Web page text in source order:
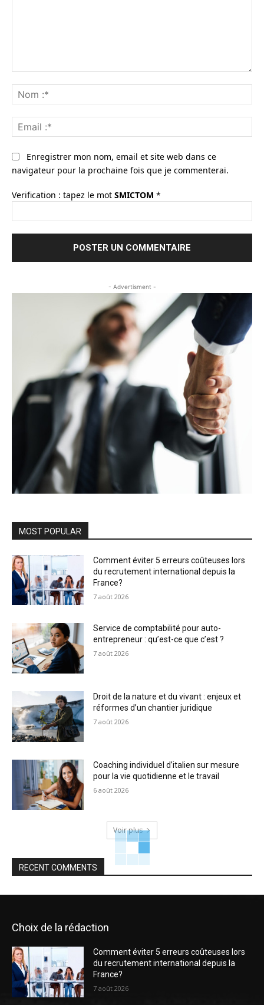
:*
:*
Enregistrer mon nom, email et site web dans ce
navigateur pour la prochaine fois que je commenterai.
Verification : tapez le mot SMICTOM *
- Advertisment -
MOST POPULAR
Comment éviter 5 erreurs coûteuses lors
du recrutement international depuis la
France?
7 août 2026
Service de comptabilité pour auto-
entrepreneur : qu’est-ce que c’est ?
7 août 2026
Droit de la nature et du vivant : enjeux et
réformes d’un chantier juridique
7 août 2026
Coaching individuel d’italien sur mesure
pour la vie quotidienne et le travail
6 août 2026
Voir plus
RECENT COMMENTS
Choix de la rédaction
Comment éviter 5 erreurs coûteuses lors
du recrutement international depuis la
France?
7 août 2026